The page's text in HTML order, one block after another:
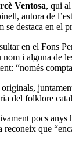
Ventosa, qui
autora de
se destaca en el
en el Fons
nom i alguna de
“només
del folklore
pocs
reconeix que